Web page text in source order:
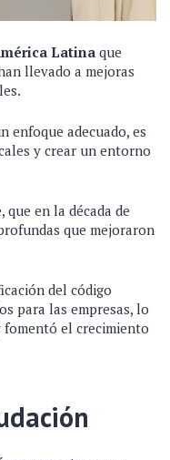
Latina que
llevado a mejoras
enfoque adecuado, es
y crear un entorno
en la década de
que mejoraron
del código
para las empresas, lo
el crecimiento